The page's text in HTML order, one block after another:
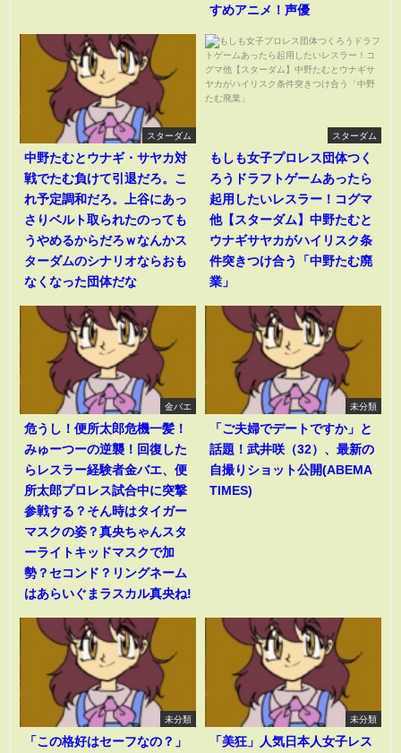
すめアニメ！声優
スターダム
中野たむとウナギ・サヤカ対
戦でたむ負けて引退だろ。こ
れ予定調和だろ。上谷にあっ
さりベルト取られたのっても
うやめるからだろｗなんかス
ターダムのシナリオならおも
なくなった団体だな
スターダム
もしも女子プロレス団体つく
ろうドラフトゲームあったら
起用したいレスラー！コグマ
他【スターダム】中野たむと
ウナギサヤカがハイリスク条
件突きつけ合う「中野たむ廃
業」
金バエ
危うし！便所太郎危機一髪！
みゅーつーの逆襲！回復した
らレスラー経験者金バエ、便
所太郎プロレス試合中に突撃
参戦する？そん時はタイガー
マスクの姿？真央ちゃんスタ
ーライトキッドマスクで加
勢？セコンド？リングネーム
はあらいぐまラスカル真央ね!
未分類
「ご夫婦でデートですか」と
話題！武井咲（32）、最新の
自撮りショット公開(ABEMA
TIMES)
未分類
「この格好はセーフなの？」
未分類
「美狂」人気日本人女子レス